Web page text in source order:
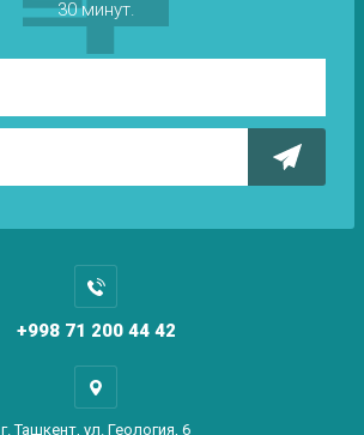
30 минут.
+998 71 200 44 42
г. Ташкент, ул. Геология, 6